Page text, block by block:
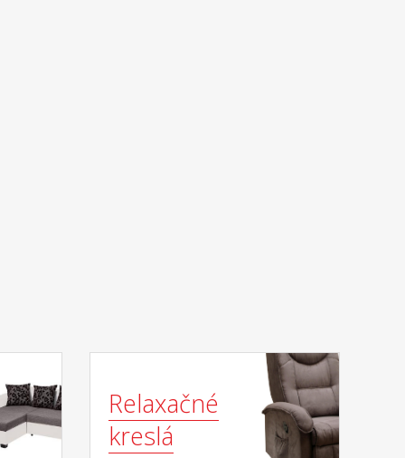
Relaxačné
kreslá